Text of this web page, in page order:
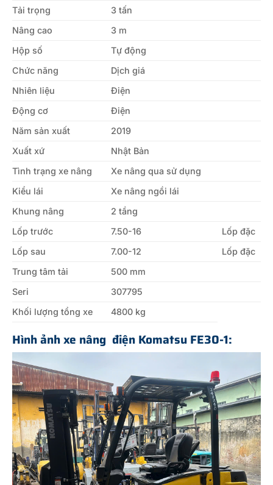
Tải trọng
3 tấn
Nâng cao
3 m
Hộp số
Tự động
Chức năng
Dịch giá
Nhiên liệu
Điện
Động cơ
Điện
Năm sản xuất
2019
Xuất xứ
Nhật Bản
Tình trạng xe nâng
Xe nâng qua sử dụng
Kiểu lái
Xe nâng ngồi lái
Khung nâng
2 tầng
Lốp trước
7.50-16
Lốp đặc
Lốp sau
7.00-12
Lốp đặc
Trung tâm tải
500 mm
Seri
307795
Khối lượng tổng xe
4800 kg
Hình ảnh xe nâng điện Komatsu FE30-1: